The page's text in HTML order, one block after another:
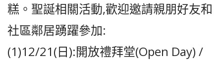
糕。聖誕相關活動,歡迎邀請親朋好友和
社區鄰居踴躍參加:
(1)12/21(日):開放禮拜堂(Open Day) /